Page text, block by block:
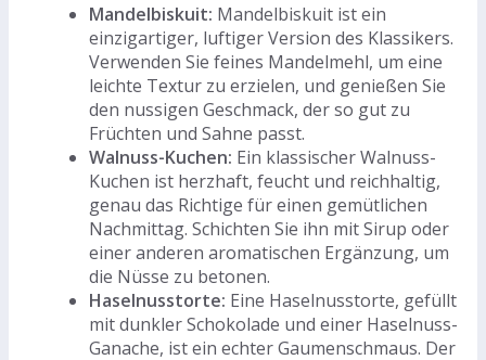
Mandelbiskuit: Mandelbiskuit ist ein
einzigartiger, luftiger Version des Klassikers.
Verwenden Sie feines Mandelmehl, um eine
leichte Textur zu erzielen, und genießen Sie
den nussigen Geschmack, der so gut zu
Früchten und Sahne passt.
Walnuss-Kuchen: Ein klassischer Walnuss-
Kuchen ist herzhaft, feucht und reichhaltig,
genau das Richtige für einen gemütlichen
Nachmittag. Schichten Sie ihn mit Sirup oder
einer anderen aromatischen Ergänzung, um
die Nüsse zu betonen.
Haselnusstorte: Eine Haselnusstorte, gefüllt
mit dunkler Schokolade und einer Haselnuss-
Ganache, ist ein echter Gaumenschmaus. Der